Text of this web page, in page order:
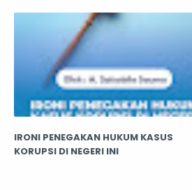
IRONI PENEGAKAN HUKUM KASUS
KORUPSI DI NEGERI INI